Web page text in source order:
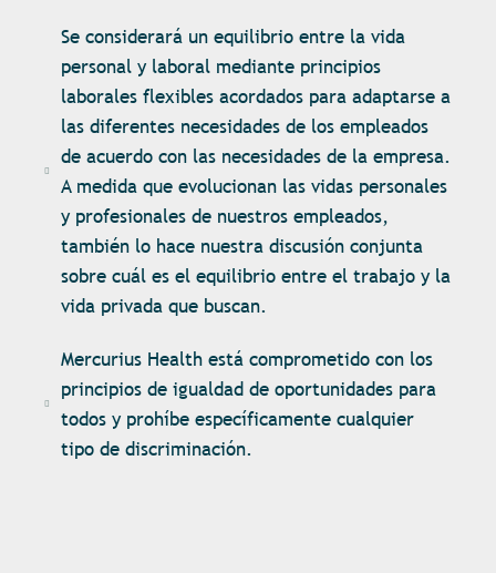
Se considerará un equilibrio entre la vida
personal y laboral mediante principios
laborales flexibles acordados para adaptarse a
las diferentes necesidades de los empleados
de acuerdo con las necesidades de la empresa.
A medida que evolucionan las vidas personales
y profesionales de nuestros empleados,
también lo hace nuestra discusión conjunta
sobre cuál es el equilibrio entre el trabajo y la
vida privada que buscan.
Mercurius Health está comprometido con los
principios de igualdad de oportunidades para
todos y prohíbe específicamente cualquier
tipo de discriminación.